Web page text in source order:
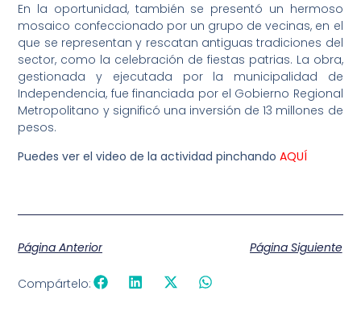
En la oportunidad, también se presentó un hermoso
mosaico confeccionado por un grupo de vecinas, en el
que se representan y rescatan antiguas tradiciones del
sector, como la celebración de fiestas patrias. La obra,
gestionada y ejecutada por la municipalidad de
Independencia, fue financiada por el Gobierno Regional
Metropolitano y significó una inversión de 13 millones de
pesos.
Puedes ver el video de la actividad pinchando AQUÍ
Página Anterior Página Siguiente
Compártelo: